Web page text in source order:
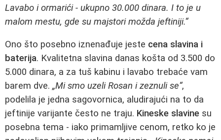
Lavabo i ormarići - ukupno 30.000 dinara. I to je u
malom mestu, gde su majstori možda jeftiniji.“
Ono što posebno iznenađuje jeste cena slavina i
baterija. Kvalitetna slavina danas košta od 3.500 do
5.000 dinara, a za tuš kabinu i lavabo trebaće vam
barem dve. „Mi smo uzeli Rosan i zeznuli se“,
podelila je jedna sagovornica, aludirajući na to da
jeftinije varijante često ne traju. Kineske slavine su
posebna tema - iako primamljive cenom, retko ko je